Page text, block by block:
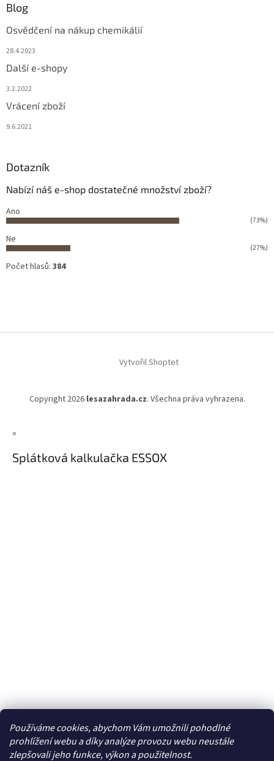
Používáme cookies, abychom Vám umožnili pohodlné
prohlížení webu a díky analýze provozu webu neustále
zlepšovali jeho funkce, výkon a použitelnost.
Blog
Osvědčení na nákup chemikálií
28.4.2023
Další e-shopy
3.2.2022
Vrácení zboží
9.6.2021
Dotazník
Nabízí náš e-shop dostatečné množství zboží?
Ano
(73%)
Ne
(27%)
Počet hlasů: 384
Vytvořil Shoptet
Copyright 2026 lesazahrada.cz. Všechna práva vyhrazena.
×
Splátková kalkulačka ESSOX